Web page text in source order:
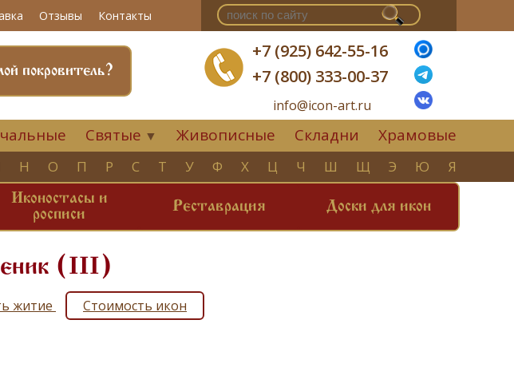
Отзывы Контакты
+7 (925) 642-55-16
+7 (800) 333-00-37
info@icon-art.ru
покровитель?
Святые ▼ Живописные Складни Храмовые
Н О П Р С Т У Ф Х Ц Ч Ш Щ Э Ю Я
Иконостасы и
росписи
Реставрация Доски для икон
(III)
житие Стоимость икон